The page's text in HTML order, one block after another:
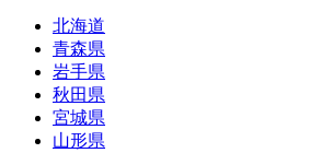
北海道
青森県
岩手県
秋田県
宮城県
山形県